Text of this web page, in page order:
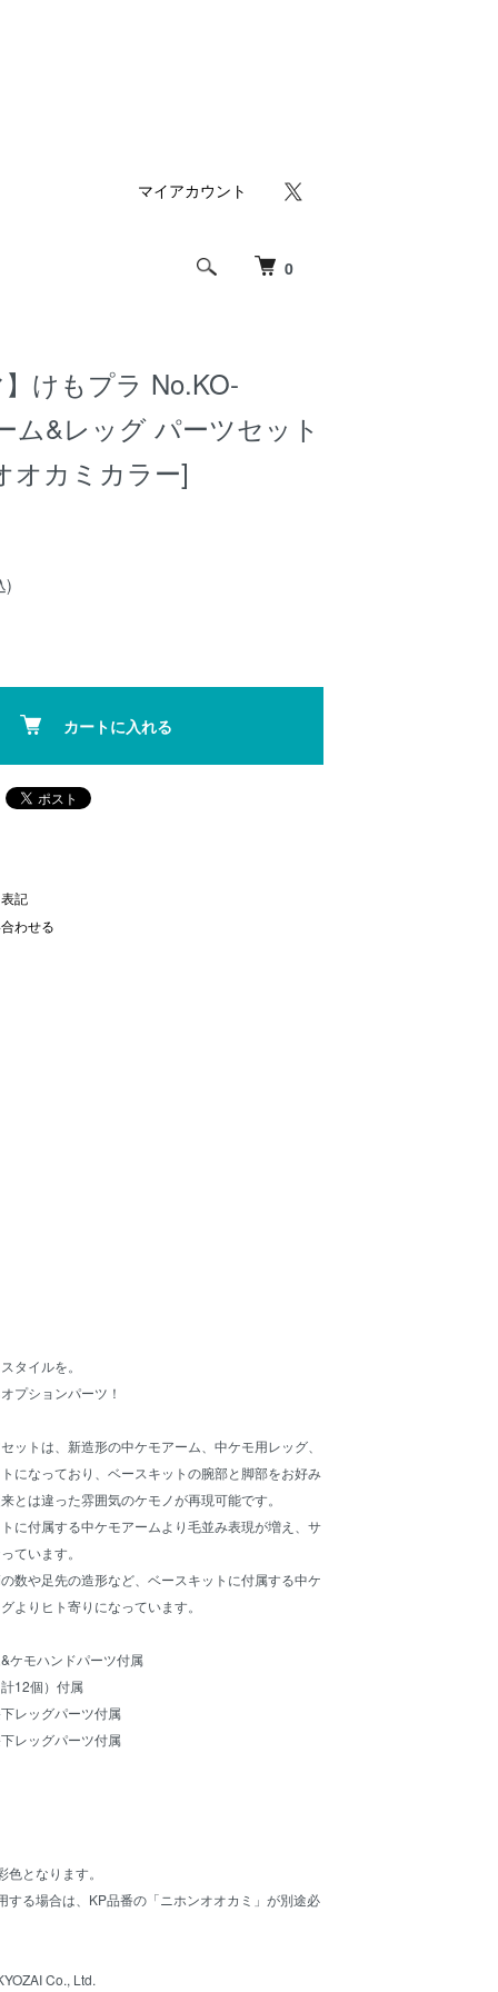
0
マイアカウント
】けもプラ No.KO-
ム&レッグ パーツセット
オカミカラー]
)
カートに入れる
記
わせる
タイルを。
プションパーツ！
ットは、新造形の中ケモアーム、中ケモ用レッグ、
になっており、ベースキットの腕部と脚部をお好み
とは違った雰囲気のケモノが再現可能です。
に付属する中ケモアームより毛並み表現が増え、サ
ています。
数や足先の造形など、ベースキットに付属する中ケ
よりヒト寄りになっています。
ケモハンドパーツ付属
12個）付属
レッグパーツ付属
レッグパーツ付属
となります。
する場合は、KP品番の「ニホンオオカミ」が別途必
Co., Ltd.